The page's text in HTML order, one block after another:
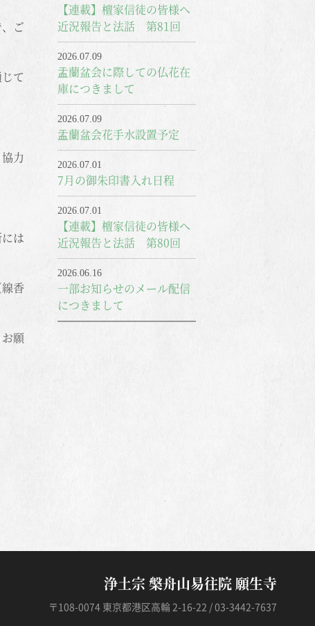
ご
て
力
は
香
願
【連載】檀家信徒の皆様へ
近況報告と法話 第81回
2026.07.09
盂蘭盆会に際しての仏花在
庫につきまして
2026.07.09
盂蘭盆会花手水設置予定
2026.07.01
7月の御朱印書入れ日程
2026.07.01
【連載】檀家信徒の皆様へ
近況報告と法話 第80回
2026.06.16
一部お知らせのメール配信
につきまして
浄土宗 槃舟山易往院 願生寺
〒108-0074 東京都港区高輪 2-16-22 / 03-3442-7637